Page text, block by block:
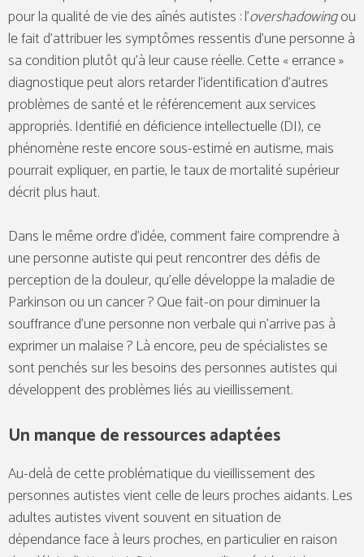
pour la qualité de vie des aînés autistes : l’overshadowingou
le fait d’attribuer les symptômes ressentis d’une personne à
sa condition plutôt qu’à leur cause réelle. Cette « errance »
diagnostique peut alors retarder l’identification d’autres
problèmes de santé et le référencement aux services
appropriés. Identifié en déficience intellectuelle (DI), ce
phénomène reste encore sous-estimé en autisme, mais
pourrait expliquer, en partie, le taux de mortalité supérieur
décrit plus haut.
Dans le même ordre d’idée, comment faire comprendre à
une personne autiste qui peut rencontrer des défis de
perception de la douleur, qu’elle développe la maladie de
Parkinson ou un cancer ? Que fait-on pour diminuer la
souffrance d’une personne non verbale qui n’arrive pas à
exprimer un malaise ? Là encore, peu de spécialistes se
sont penchés sur les besoins des personnes autistes qui
développent des problèmes liés au vieillissement.
Un manque de ressources adaptées
Au-delà de cette problématique du vieillissement des
personnes autistes vient celle de leurs proches aidants. Les
adultes autistes vivent souvent en situation de
dépendance face à leurs proches, en particulier en raison